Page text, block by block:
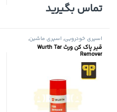
تماس بگیرید
اسپری خودرویی, اسپری ماشین,
پولیش, واکس بدنهقیر پاک کن ورث Wurth Tar
Remover